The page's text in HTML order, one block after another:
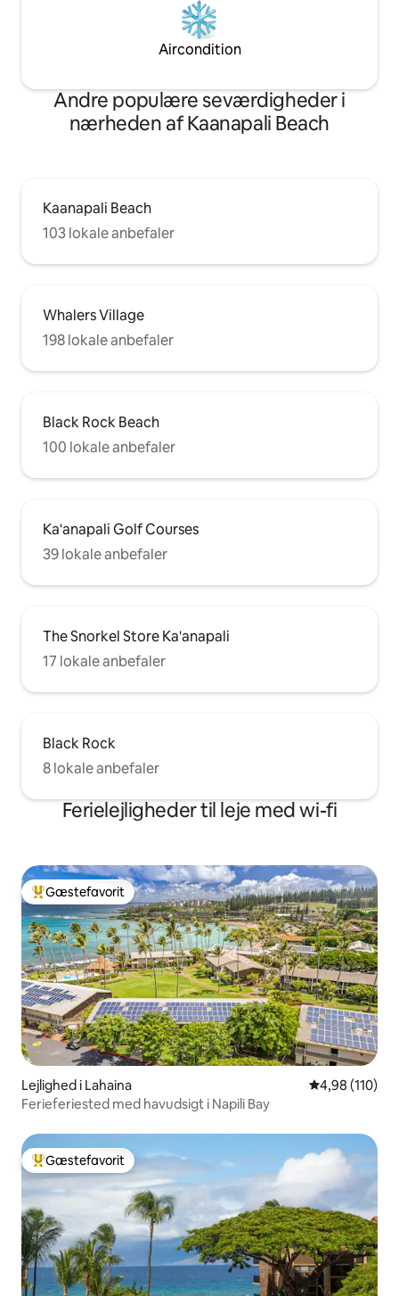
Aircondition
Andre populære seværdigheder i
nærheden af Kaanapali Beach
Kaanapali Beach
103 lokale anbefaler
Whalers Village
198 lokale anbefaler
Black Rock Beach
100 lokale anbefaler
Ka'anapali Golf Courses
39 lokale anbefaler
The Snorkel Store Ka'anapali
17 lokale anbefaler
Black Rock
8 lokale anbefaler
Ferielejligheder til leje med wi-fi
Bedste gæstefavorit
Gæstefavorit
Lejlighed i Lahaina 4,98 ud af 5 i
4,98 (110)
Ferieferiested med havudsigt i Napili Bay
Bedste gæstefavorit
Gæstefavorit